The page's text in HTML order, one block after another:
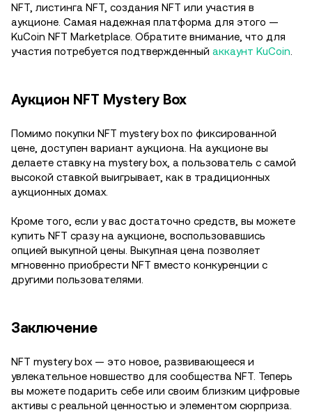
NFT, листинга NFT, создания NFT или участия в
аукционе. Самая надежная платформа для этого —
KuCoin NFT Marketplace. Обратите внимание, что для
участия потребуется подтвержденный аккаунт KuCoin
Аукцион NFT Mystery Box
Помимо покупки NFT mystery box по фиксированной
цене, доступен вариант аукциона. На аукционе вы
делаете ставку на mystery box, а пользователь с самой
высокой ставкой выигрывает, как в традиционных
аукционных домах.
Кроме того, если у вас достаточно средств, вы можете
купить NFT сразу на аукционе, воспользовавшись
опцией выкупной цены. Выкупная цена позволяет
мгновенно приобрести NFT вместо конкуренции с
другими пользователями.
Заключение
NFT mystery box — это новое, развивающееся и
увлекательное новшество для сообщества NFT. Теперь
вы можете подарить себе или своим близким цифровые
активы с реальной ценностью и элементом сюрприза.